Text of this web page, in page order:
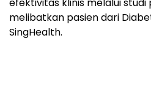
melibatkan pasien dari
SingHealth.